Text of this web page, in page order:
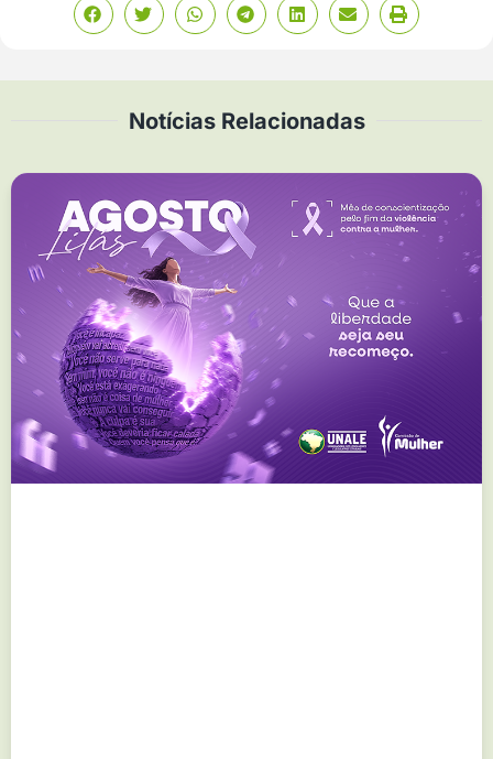
Notícias Relacionadas